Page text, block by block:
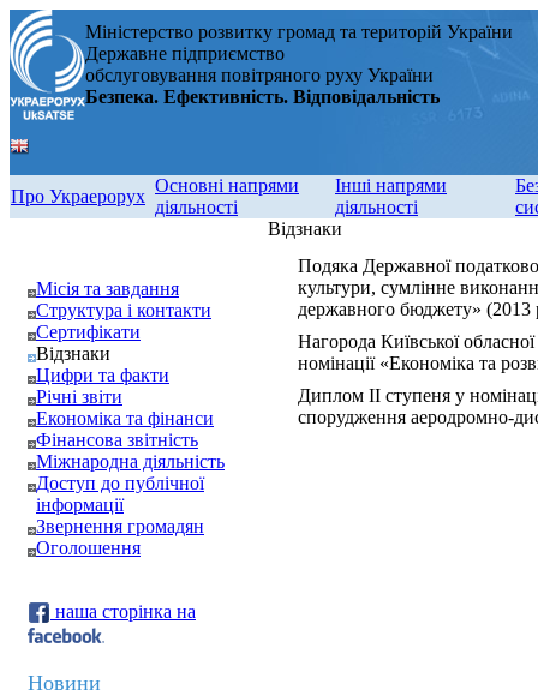
Міністерство розвитку громад та територій України
Державне підприємство
обслуговування повітряного руху України
Безпека. Ефективність. Відповідальність
Про Украерорух
Основні напрями
діяльності
Інші напрями
діяльності
Місія та завдання
Структура і контакти
Сертифікати
Відзнаки
Цифри та факти
Річні звіти
Економіка та фінанси
Фінансова звітність
Міжнародна діяльність
Доступ до публічної
інформації
Звернення громадян
Оголошення
наша сторінка на
Новини
Відзнаки
Подяка Державної
культури, сумлінне
державного бюджету» (2013
Нагорода Київської
номінації «Економіка та
Диплом ІІ ступеня у
спорудження аеродромно-